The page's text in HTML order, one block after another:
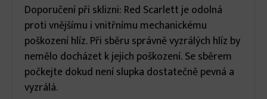
Doporučení při sklizni: Red Scarlett je odolná
proti vnějšímu i vnitřnímu mechanickému
poškození hlíz. Při sběru správně vyzrálých hlíz by
nemělo docházet k jejich poškození. Se sběrem
počkejte dokud není slupka dostatečně pevná a
vyzrálá.